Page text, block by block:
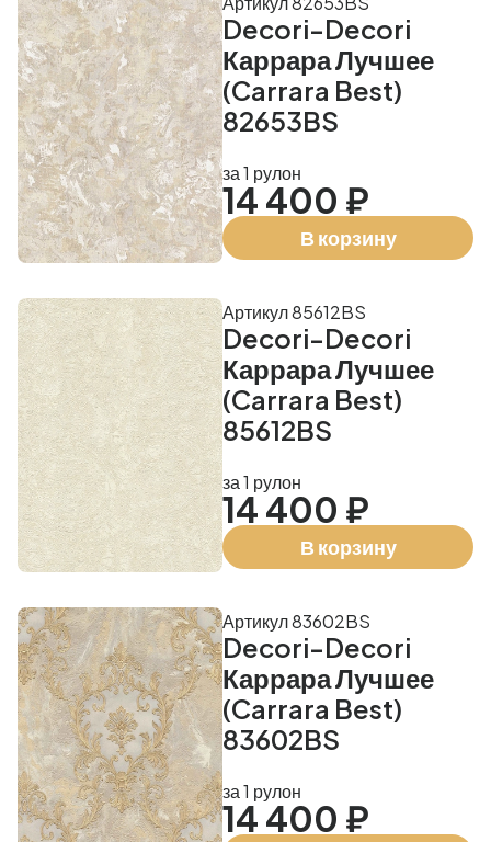
Decori-Decori
Каррара Лучшее
(Carrara Best)
82653BS
за 1 рулон
14 400 ₽
В корзину
Decori-Decori
Каррара Лучшее
(Carrara Best)
85612BS
Артикул 85612BS
за 1 рулон
14 400 ₽
В корзину
Decori-Decori
Каррара Лучшее
(Carrara Best)
83602BS
Артикул 83602BS
за 1 рулон
14 400 ₽